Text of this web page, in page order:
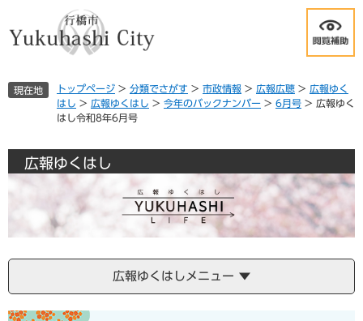
文
現在地 トップページ > 分類でさがす > 市政情報 > 広報広聴 > 広報ゆく
はし > 広報ゆくはし > 今年のバックナンバー > 6月号 > 広報ゆく
はし令和8年6月号
広報ゆくはし
広報ゆくはしメニュー